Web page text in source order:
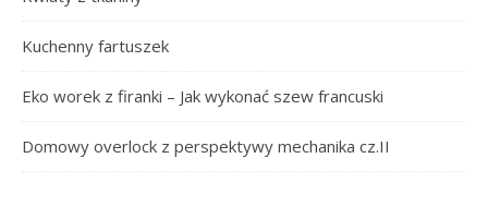
Kuchenny fartuszek
Eko worek z firanki – Jak wykonać szew francuski
Domowy overlock z perspektywy mechanika cz.II